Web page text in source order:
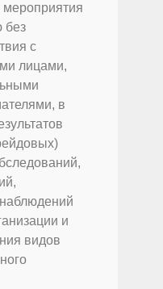
мероприятия
без
с
лицами,
в
и
видов